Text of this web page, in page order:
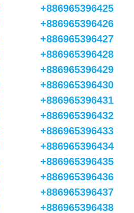
+886965396425
+886965396426
+886965396427
+886965396428
+886965396429
+886965396430
+886965396431
+886965396432
+886965396433
+886965396434
+886965396435
+886965396436
+886965396437
+886965396438